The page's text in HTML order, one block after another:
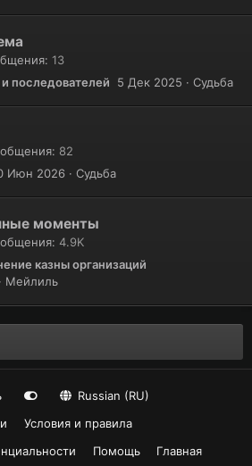
13
последователей
5 Дек 2025 Судьба
82
Июн 2026 Судьба
моменты
4.9K
казны организаций
Мейлиль
Russian (RU)
Условия и правила
Помощь Главная